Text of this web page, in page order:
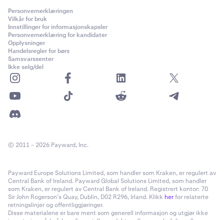
Personvernerklæringen
Vilkår for bruk
Innstillinger for informasjonskapsler
Personvernerklæring for kandidater
Opplysninger
Handelsregler for børs
Samsvarssenter
Ikke selg/del
© 2011 – 2026 Payward, Inc.
Payward Europe Solutions Limited, som handler som Kraken, er regulert av
Central Bank of Ireland. Payward Global Solutions Limited, som handler
som Kraken, er regulert av Central Bank of Ireland. Registrert kontor: 70
Sir John Rogerson’s Quay, Dublin, D02 R296, Irland. Klikk herfor relaterte
retningslinjer og offentliggjøringer.
Disse materialene er bare ment som generell informasjon og utgjør ikke